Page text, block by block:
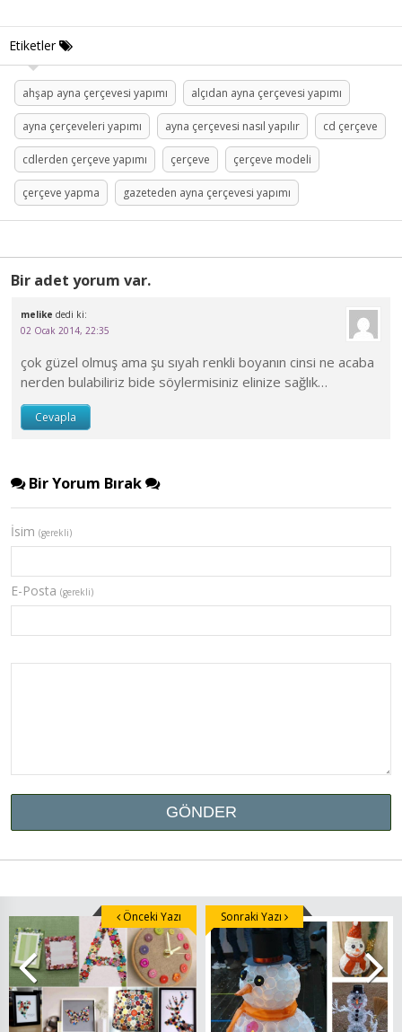
Etiketler
ahşap ayna çerçevesi yapımı alçıdan ayna çerçevesi yapımı
ayna çerçeveleri yapımı ayna çerçevesi nasıl yapılır cd çerçeve
cdlerden çerçeve yapımı çerçeve çerçeve modeli
çerçeve yapma gazeteden ayna çerçevesi yapımı
Bir adet yorum var.
melike dedi ki:
02 Ocak 2014, 22:35
çok güzel olmuş ama şu sıyah renkli boyanın cinsi ne acaba
nerden bulabiliriz bide söylermisiniz elinize sağlık…
Cevapla
Bir Yorum Bırak
İsim (gerekli)
E-Posta (gerekli)
Önceki Yazı Sonraki Yazı